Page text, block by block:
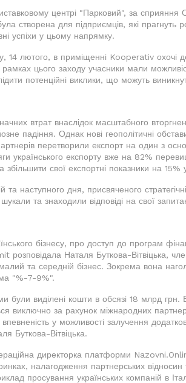
центрі "Парковий", за
створена для підприємців, які прагнуть
успіхи у цьому напрямку.
14 лютого, в приміщенні Kooperativ охочі
цього заходу учасники мали
потенційні виклики, що можуть
втрат внаслідок масштабного
падіння. Однак нові геополітичні
перетворили експорт на один з
українського експорту вже на 82%
збільшити свої експортні показники на
та наступного дня, присвяченого
та знаходили відповіді на свої
бізнесу, про доступ до програм
розповідала Наталя Буткова-Вітвіцька,
та середній бізнес. Зокрема вона
"%-7-9%".
були виділені кошти в обсязі 18 млрд грн.
виключно за рахунок міжнародних
у можливості залучення
Буткова-Вітвіцька.
директорка платформи
налагодження партнерських
просування українських компаній в